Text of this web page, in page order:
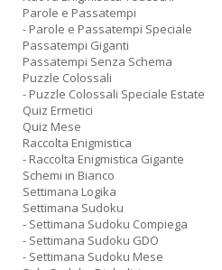
Parole e Passatempi
- Parole e Passatempi Speciale
Passatempi Giganti
Passatempi Senza Schema
Puzzle Colossali
- Puzzle Colossali Speciale Estate
Quiz Ermetici
Quiz Mese
Raccolta Enigmistica
- Raccolta Enigmistica Gigante
Schemi in Bianco
Settimana Logika
Settimana Sudoku
- Settimana Sudoku Compiega
- Settimana Sudoku GDO
- Settimana Sudoku Mese